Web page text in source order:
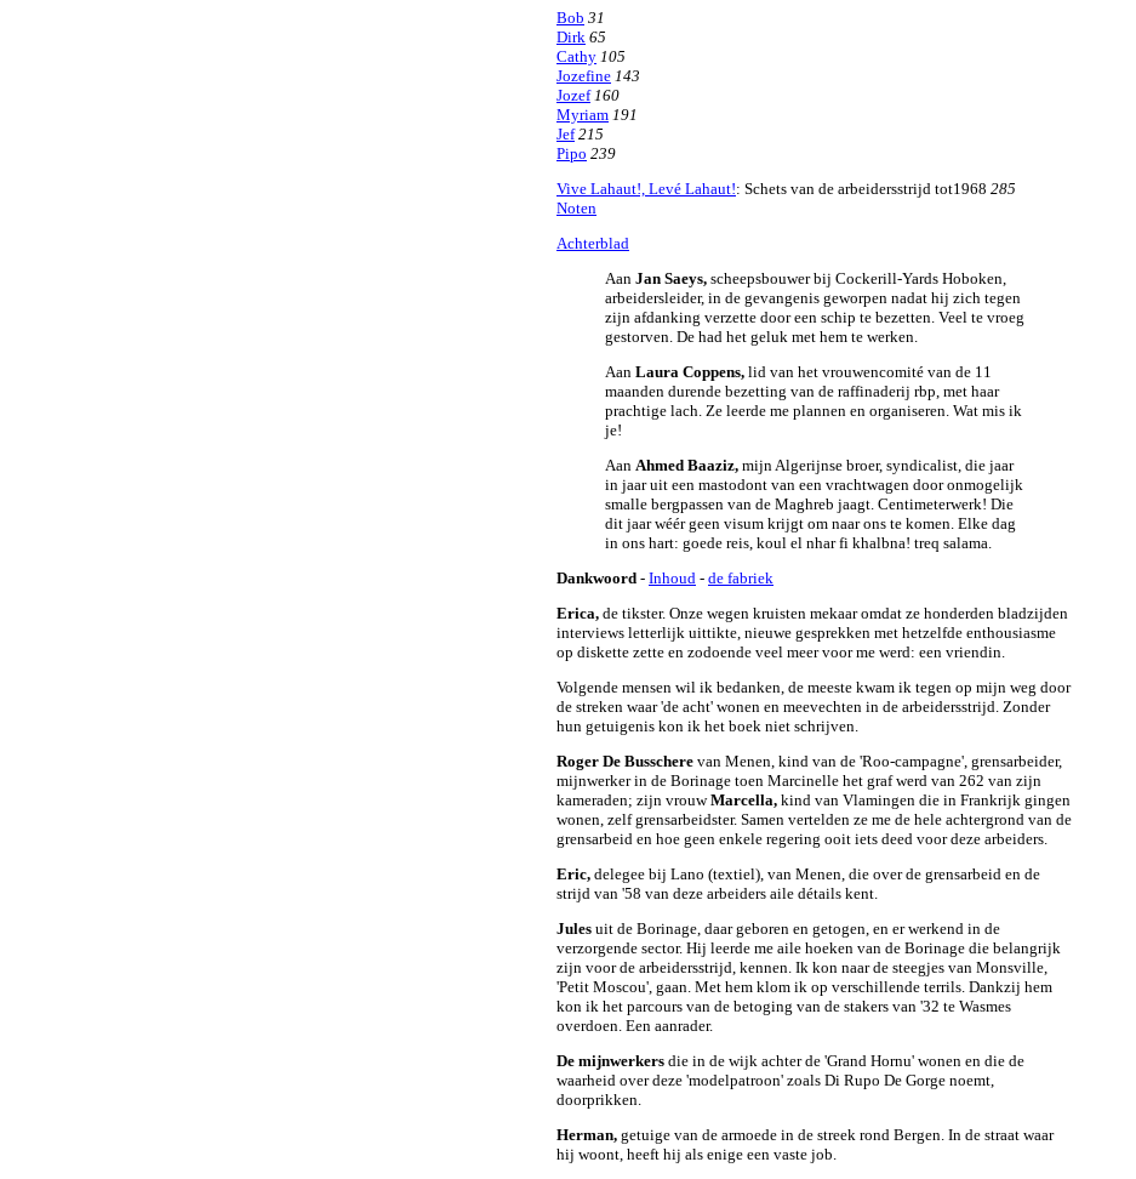
Bob 31
Dirk 65
Cathy 105
Jozefine 143
Jozef 160
Myriam 191
Jef 215
Pipo 239
Vive Lahaut!, Levé Lahaut!: Schets van de arbeidersstrijd tot1968 285
Noten
Achterblad
Aan Jan Saeys, scheepsbouwer bij Cockerill-Yards Hoboken,
arbeidersleider, in de gevangenis geworpen nadat hij zich tegen
zijn afdanking verzette door een schip te bezetten. Veel te vroeg
gestorven. De had het geluk met hem te werken.
Aan Laura Coppens, lid van het vrouwencomité van de 11
maanden durende bezetting van de raffinaderij rbp, met haar
prachtige lach. Ze leerde me plannen en organiseren. Wat mis ik
je!
Aan Ahmed Baaziz, mijn Algerijnse broer, syndicalist, die jaar
in jaar uit een mastodont van een vrachtwagen door onmogelijk
smalle bergpassen van de Maghreb jaagt. Centimeterwerk! Die
dit jaar wéér geen visum krijgt om naar ons te komen. Elke dag
in ons hart: goede reis, koul el nhar fi khalbna! treq salama.
Dankwoord - Inhoud - de fabriek
Erica, de tikster. Onze wegen kruisten mekaar omdat ze honderden bladzijden
interviews letterlijk uittikte, nieuwe gesprekken met hetzelfde enthousiasme
op diskette zette en zodoende veel meer voor me werd: een vriendin.
Volgende mensen wil ik bedanken, de meeste kwam ik tegen op mijn weg door
de streken waar 'de acht' wonen en meevechten in de arbeidersstrijd. Zonder
hun getuigenis kon ik het boek niet schrijven.
Roger De Busschere van Menen, kind van de 'Roo-campagne', grensarbeider,
mijnwerker in de Borinage toen Marcinelle het graf werd van 262 van zijn
kameraden; zijn vrouwMarcella, kind van Vlamingen die in Frankrijk gingen
wonen, zelf grensarbeidster. Samen vertelden ze me de hele achtergrond van de
grensarbeid en hoe geen enkele regering ooit iets deed voor deze arbeiders.
Eric, delegee bij Lano (textiel), van Menen, die over de grensarbeid en de
strijd van '58 van deze arbeiders aile détails kent.
Jules uit de Borinage, daar geboren en getogen, en er werkend in de
verzorgende sector. Hij leerde me aile hoeken van de Borinage die belangrijk
zijn voor de arbeidersstrijd, kennen. Ik kon naar de steegjes van Monsville,
'Petit Moscou', gaan. Met hem klom ik op verschillende terrils. Dankzij hem
kon ik het parcours van de betoging van de stakers van '32 te Wasmes
overdoen. Een aanrader.
De mijnwerkers die in de wijk achter de 'Grand Hornu' wonen en die de
waarheid over deze 'modelpatroon' zoals Di Rupo De Gorge noemt,
doorprikken.
Herman, getuige van de armoede in de streek rond Bergen. In de straat waar
hij woont, heeft hij als enige een vaste job.